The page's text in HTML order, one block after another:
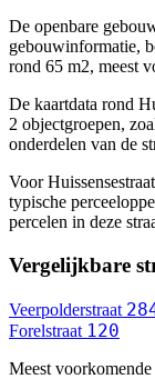
De openbare
gebouwinformatie,
rond 65 m2, meest
De kaartdata rond
2 objectgroepen,
onderdelen van de
Voor
typische
percelen in deze
Vergelijkbare
Veerpolderstraat
Forelstraat 120
Meest